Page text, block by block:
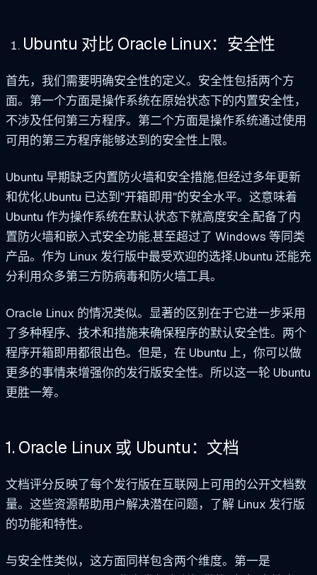
Ubuntu 对比 Oracle Linux：安全性
首先，我们需要明确安全性的定义。安全性包括两个方
面。第一个方面是操作系统在原始状态下的内置安全性，
不涉及任何第三方程序。第二个方面是操作系统通过使用
可用的第三方程序能够达到的安全性上限。
Ubuntu 早期缺乏内置防火墙和安全措施,但经过多年更新
和优化,Ubuntu 已达到"开箱即用"的安全水平。这意味着
Ubuntu 作为操作系统在默认状态下就高度安全,配备了内
置防火墙和嵌入式安全功能,甚至超过了 Windows 等同类
产品。作为 Linux 发行版中最受欢迎的选择,Ubuntu 还能充
分利用众多第三方防病毒和防火墙工具。
Oracle Linux 的情况类似。显著的区别在于它进一步采用
了多种程序、技术和措施来确保程序的默认安全性。两个
程序开箱即用都很出色。但是，在 Ubuntu 上，你可以做
更多的事情来增强你的发行版安全性。所以这一轮 Ubuntu
更胜一筹。
1. Oracle Linux 或 Ubuntu：文档
文档评分反映了每个发行版在互联网上可用的公开文档数
量。这些资源帮助用户解决潜在问题，了解 Linux 发行版
的功能和特性。
与安全性类似，这方面同样包含两个维度。第一是